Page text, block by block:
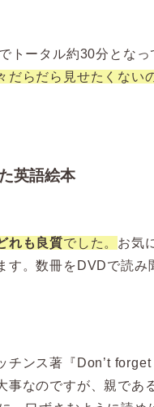
トータル約30分となっ
だらだら見せたくない
英語絵本
れも良質でした。 お気
す。数冊をDVDで読み
チンス著『Don’t
事なのですが、親であ